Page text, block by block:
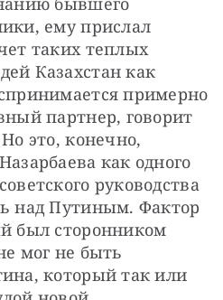
ему прислал
таких теплых
Казахстан как
примерно
партнер, говорит
это, конечно,
как одного
руководства
над Путиным. Фактор
был сторонником
мог не быть
который так или